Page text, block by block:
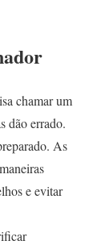
chamar um
dão errado.
As
e evitar